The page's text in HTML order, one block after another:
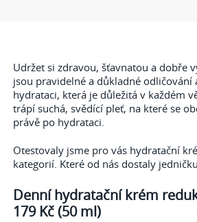
Udržet si zdravou, šťavnatou a dobře
jsou pravidelné a důkladné odličování
hydrataci, která je důležitá v každém
trápí suchá, svědící pleť, na které se
právě po hydrataci.
Otestovaly jsme pro vás hydratační
kategorií. Které od nás dostaly
Denní hydratační krém
179 Kč (50 ml)